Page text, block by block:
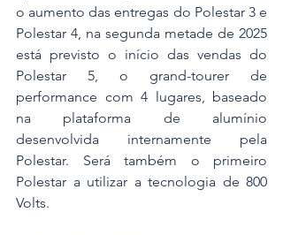
o aumento das entregas do Polestar 3 e
Polestar 4, na segunda metade de 2025
está previsto o início das vendas do
Polestar 5, o grand-tourer de
performance com 4 lugares, baseado
na plataforma de alumínio
desenvolvida internamente pela
Polestar. Será também o primeiro
Polestar a utilizar a tecnologia de 800
Volts.